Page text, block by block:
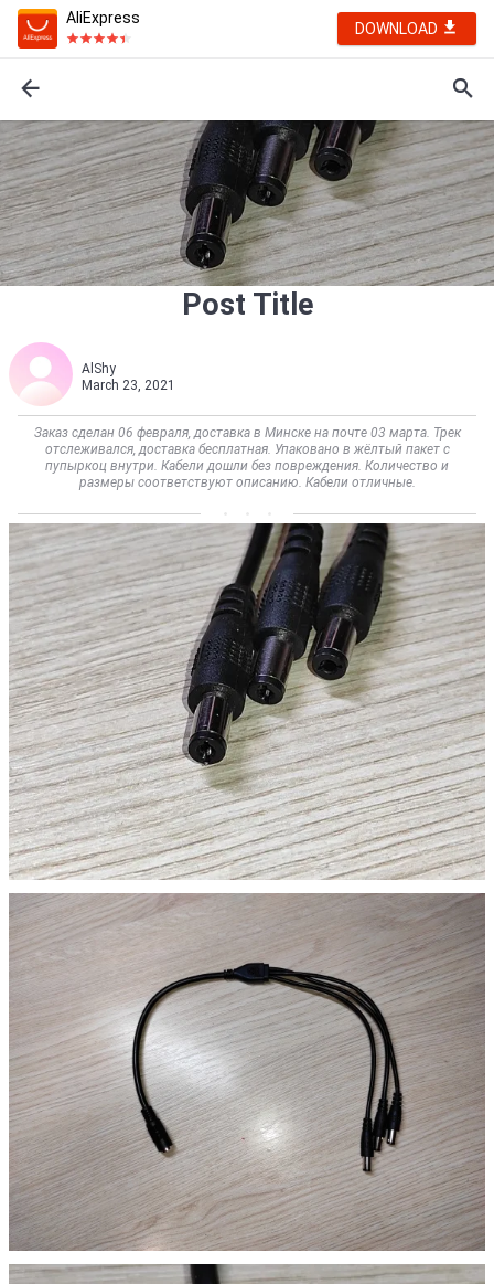
AliExpress
DOWNLOAD
Post Title
AlShy
March 23, 2021
Заказ сделан 06 февраля, доставка в Минске на почте 03 марта. Трек
отслеживался, доставка бесплатная. Упаковано в жёлтый пакет с
пупыркоц внутри. Кабели дошли без повреждения. Количество и
размеры соответствуют описанию. Кабели отличные.